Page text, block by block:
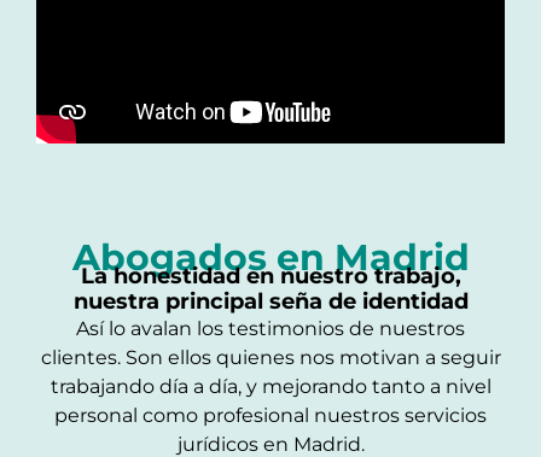
Abogados en Madrid
La honestidad en nuestro trabajo,
nuestra principal seña de identidad
Así lo avalan los testimonios de nuestros
clientes. Son ellos quienes nos motivan a seguir
trabajando día a día, y mejorando tanto a nivel
personal como profesional nuestros servicios
jurídicos en Madrid.